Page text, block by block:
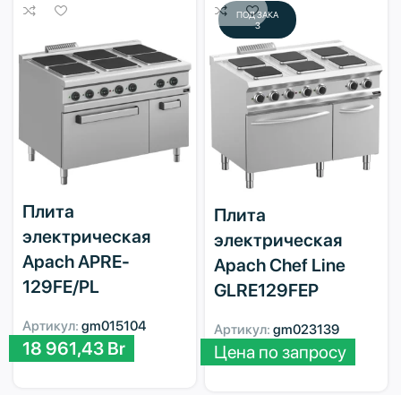
Плита
электрическая
Apach APRE-
129FE/PL
Артикул: gm015104
18 961,43 Br
ПОД ЗАКА
З
Плита
электрическая
Apach Chef Line
GLRE129FEP
Артикул: gm023139
Цена по запросу